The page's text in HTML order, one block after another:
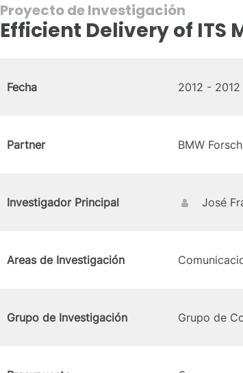
Proyecto de Investigación
Efficient Delivery of ITS
Fecha 2012 - 2012
Partner BMW
Investigador Principal José
Areas de Investigación
Grupo de Investigación Grupo de